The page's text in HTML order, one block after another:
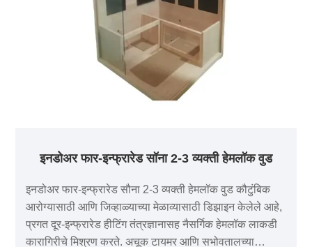
इनडोअर फार-इन्फ्रारेड सॉना 2-3 व्यक्ती हेमलॉक वुड
इनडोअर फार-इन्फ्रारेड सौना 2-3 व्यक्ती हेमलॉक वुड कौटुंबिक
आरोग्यासाठी आणि जिव्हाळ्याच्या मेळाव्यासाठी डिझाइन केलेले आहे,
प्रगत दूर-इन्फ्रारेड हीटिंग तंत्रज्ञानासह नैसर्गिक हेमलॉक लाकडी
कारागिरीचे मिश्रण करते. अचूक टायमर आणि सभोवतालच्या